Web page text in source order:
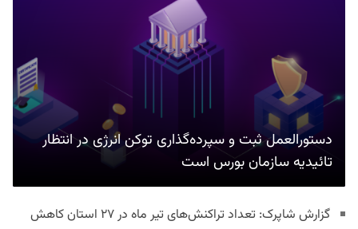
دستورالعمل ثبت و سپرده‌گذاری توکن انرژی در انتظار
تائیدیه سازمان بورس است
گزارش شاپرک: تعداد تراکنش‌های تیر ماه در ۲۷ استان‌ کاهش